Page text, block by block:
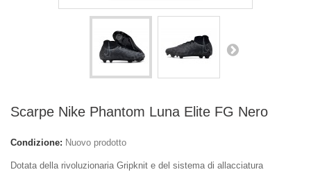
Scarpe Nike Phantom Luna Elite FG Nero
Condizione: Nuovo prodotto
Dotata della rivoluzionaria Gripknit e del sistema di allacciatura